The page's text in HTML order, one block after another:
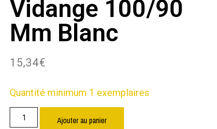
Vidange 100/90
Mm Blanc
15,34€
Quantité minimum 1 exemplaires
Ajouter au panier